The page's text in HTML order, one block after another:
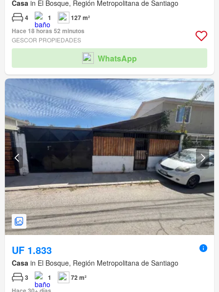
Casa in El Bosque, Región Metropolitana de Santiago
4 1
127 m²
Hace 18 horas 52 minutos
GESCOR PROPIEDADES
WhatsApp
UF 1.833
Casa in El Bosque, Región Metropolitana de Santiago
3 1
72 m²